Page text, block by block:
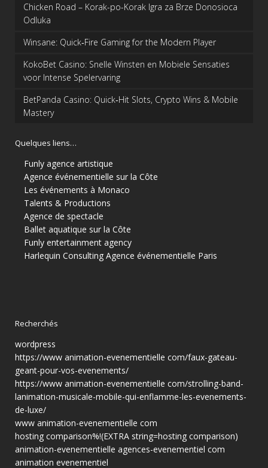
Chicken Road – Korak-po-Korak Igra za Brze Donosioca
Odluka
Winsane: Quick‑Fire Gaming for the Modern Player
KokoBet Casino: Snelle Winsten en Mobiele Sensaties
voor Intense Spelervaring
BetPanda Casino: Quick‑Hit Slots, Crypto Wins & Mobile
Mastery
Quelques liens…
Funly agence artistique
Agence événementielle sur la Côte
Les événements à Monaco
Talents & Productions
Agence de spectacle
Ballet aquatique sur la Côte
Funly entertainment agency
Harlequin Consulting Agence événementielle Paris
Recherchés
wordpress
https://www animation-evenementielle com/faux-gateau-
geant-pour-vos-evenements/
https://www animation-evenementielle com/strolling-band-
lanimation-musicale-mobile-qui-enflamme-les-evenements-
de-luxe/
www animation-evenementielle com
hosting comparison%!(EXTRA string=hosting comparison)
animation-evenementielle agences-evenementiel com
animation evenementiel